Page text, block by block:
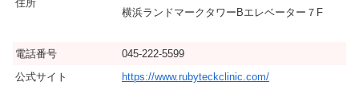
住所
横浜ランドマークタワーBエレベーター７F
電話番号
045-222-5599
公式サイト
https://www.rubyteckclinic.com/